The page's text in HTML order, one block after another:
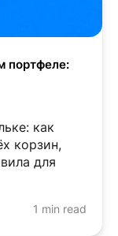
портфеле:
как
корзин,
для
1 min read